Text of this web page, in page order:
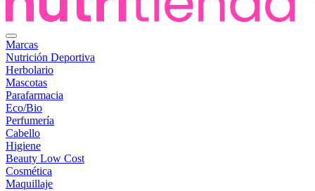
Marcas
Nutrición Deportiva
Herbolario
Mascotas
Parafarmacia
Eco/Bio
Perfumería
Cabello
Higiene
Beauty Low Cost
Cosmética
Maquillaje